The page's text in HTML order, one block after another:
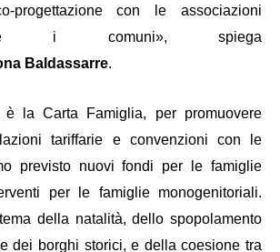
progettazione con le associazioni
i comuni», spiega
Baldassarre.
è la Carta Famiglia, per promuovere
tariffarie e convenzioni con le
previsto nuovi fondi per le famiglie
per le famiglie monogenitoriali.
della natalità, dello spopolamento
dei borghi storici, e della coesione tra